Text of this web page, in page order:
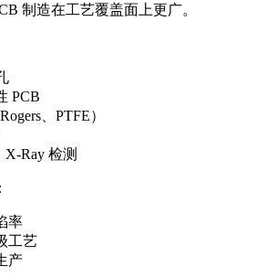
制造在工艺覆盖面上更广。
PCB
、PTFE）
Ray 检测
率
工艺
产